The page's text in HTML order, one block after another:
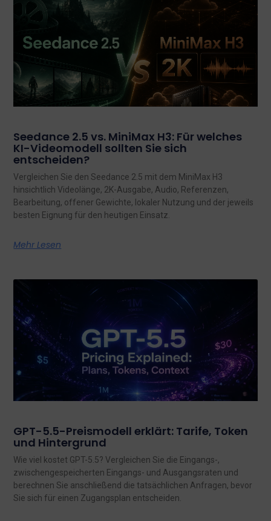
Seedance 2.5 vs. MiniMax H3: Für welches
KI-Videomodell sollten Sie sich
entscheiden?
Vergleichen Sie den Seedance 2.5 mit dem MiniMax H3
hinsichtlich Videolänge, 2K-Ausgabe, Audio, Referenzen,
Bearbeitung, offener Gewichte, lokaler Nutzung und der jeweils
besten Eignung für den heutigen Einsatz.
Mehr Lesen
GPT-5.5-Preismodell erklärt: Tarife, Token
und Hintergrund
Wie viel kostet GPT-5.5? Vergleichen Sie die Eingangs-,
zwischengespeicherten Eingangs- und Ausgangsraten und
berechnen Sie anschließend die tatsächlichen Anfragen, bevor
Sie sich für einen Zugangsplan entscheiden.